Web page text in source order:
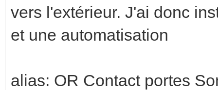
vers l'extérieur. J'ai donc
et une automatisation
alias: OR Contact portes